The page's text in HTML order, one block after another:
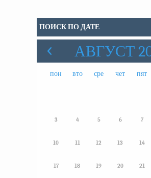
ПОИСК ПО ДАТЕ
АВГУСТ
пон вто сре чет пят
3 4 5 6 7
10 11 12 13 14
17 18 19 20 21